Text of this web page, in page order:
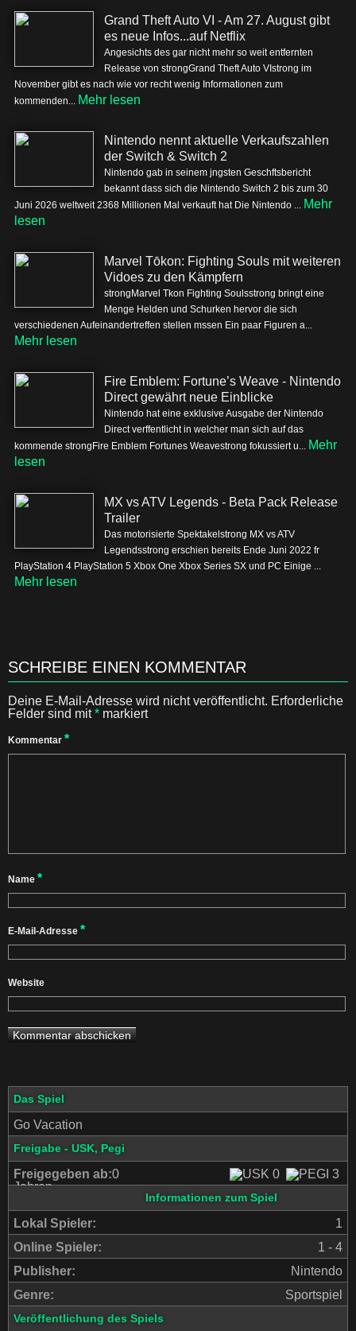
Grand Theft Auto VI - Am 27. August gibt
es neue Infos...auf Netflix
Angesichts des gar nicht mehr so weit entfernten
Release von strongGrand Theft Auto VIstrong im
November gibt es nach wie vor recht wenig Informationen zum
kommenden... Mehr lesen
Nintendo nennt aktuelle Verkaufszahlen
der Switch & Switch 2
Nintendo gab in seinem jngsten Geschftsbericht
bekannt dass sich die Nintendo Switch 2 bis zum 30
Juni 2026 weltweit 2368 Millionen Mal verkauft hat Die Nintendo ... Mehr
lesen
Marvel Tōkon: Fighting Souls mit weiteren
Vidoes zu den Kämpfern
strongMarvel Tkon Fighting Soulsstrong bringt eine
Menge Helden und Schurken hervor die sich
verschiedenen Aufeinandertreffen stellen mssen Ein paar Figuren a...
Mehr lesen
Fire Emblem: Fortune’s Weave - Nintendo
Direct gewährt neue Einblicke
Nintendo hat eine exklusive Ausgabe der Nintendo
Direct verffentlicht in welcher man sich auf das
kommende strongFire Emblem Fortunes Weavestrong fokussiert u... Mehr
lesen
MX vs ATV Legends - Beta Pack Release
Trailer
Das motorisierte Spektakelstrong MX vs ATV
Legendsstrong erschien bereits Ende Juni 2022 fr
PlayStation 4 PlayStation 5 Xbox One Xbox Series SX und PC Einige ...
Mehr lesen
SCHREIBE EINEN KOMMENTAR
Deine E-Mail-Adresse wird nicht veröffentlicht. Erforderliche
Felder sind mit* markiert
Kommentar *
Name *
E-Mail-Adresse *
Website
Das Spiel
Go Vacation
Freigabe - USK, Pegi
Freigegeben ab:0
Jahren
Informationen zum Spiel
Lokal Spieler:
1
Online Spieler:
1 - 4
Publisher:
Nintendo
Genre:
Sportspiel
Veröffentlichung des Spiels